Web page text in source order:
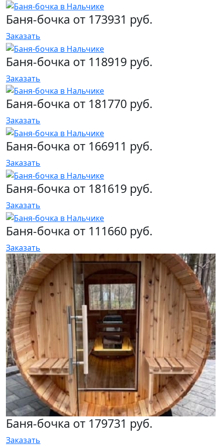
Баня-бочка от 173931 руб.
Заказать
Баня-бочка от 118919 руб.
Заказать
Баня-бочка от 181770 руб.
Заказать
Баня-бочка от 166911 руб.
Заказать
Баня-бочка от 181619 руб.
Заказать
Баня-бочка от 111660 руб.
Заказать
Баня-бочка от 179731 руб.
Заказать